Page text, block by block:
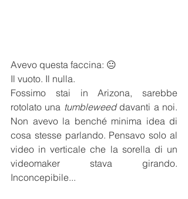
Avevo questa faccina: 😐
Il vuoto. Il nulla.
Fossimo stai in Arizona, sarebbe
rotolato una tumbleweed davanti a noi.
Non avevo la benché minima idea di
cosa stesse parlando. Pensavo solo al
video in verticale che la sorella di un
videomaker stava girando.
Inconcepibile...